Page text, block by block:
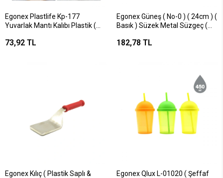
Egonex Plastlife Kp-177
Yuvarlak Mantı Kalıbı Plastik (
73,92 TL
Egonex Güneş ( No-0 ) ( 24cm ) (
Basık ) Süzek Metal Süzgeç (
182,78 TL
Egonex Kılıç ( Plastik Saplı &
Egonex Qlux L-01020 ( Şeffaf